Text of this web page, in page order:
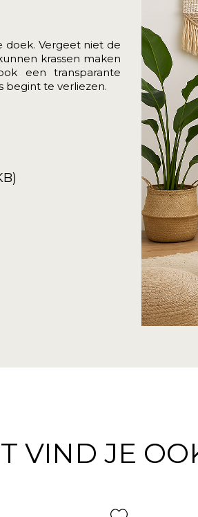
doek. Vergeet niet de
krassen maken
een transparante
begint te verliezen.
VIND JE